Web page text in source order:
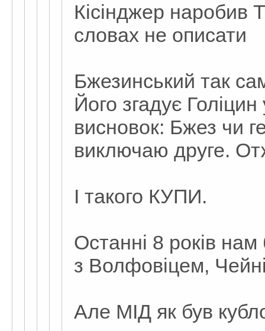
Кісінджер наробив
словах не описати
Бжезинський так
Його згадує
висновок: Бжез чи
виключаю друге.
І такого КУПИ.
Останні 8 років
з Волфовіцем,
Але МІД як був